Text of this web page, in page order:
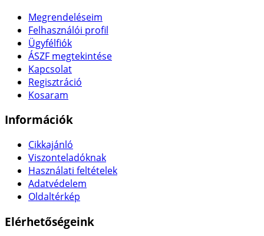
Megrendeléseim
Felhasználói profil
Ügyfélfiók
ÁSZF megtekintése
Kapcsolat
Regisztráció
Kosaram
Információk
Cikkajánló
Viszonteladóknak
Használati feltételek
Adatvédelem
Oldaltérkép
Elérhetőségeink